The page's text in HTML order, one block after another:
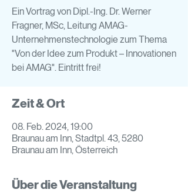
Ein Vortrag von Dipl.-Ing. Dr. Werner
Fragner, MSc, Leitung AMAG-
Unternehmenstechnologie zum Thema
"Von der Idee zum Produkt – Innovationen
bei AMAG". Eintritt frei!
Zeit & Ort
08. Feb. 2024, 19:00
Braunau am Inn, Stadtpl. 43, 5280
Braunau am Inn, Österreich
Über die Veranstaltung